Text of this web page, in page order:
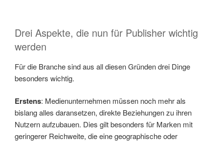
Drei Aspekte, die nun für Publisher wichtig
werden
Für die Branche sind aus all diesen Gründen drei Dinge
besonders wichtig.
Erstens: Medienunternehmen müssen noch mehr als
bislang alles daransetzen, direkte Beziehungen zu ihren
Nutzern aufzubauen. Dies gilt besonders für Marken mit
geringerer Reichweite, die eine geographische oder